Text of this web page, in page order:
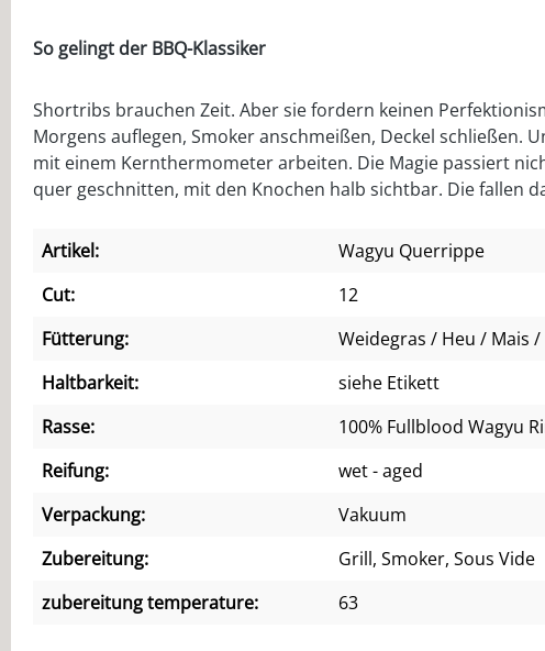
So gelingt der BBQ-Klassiker
Shortribs brauchen Zeit. Aber sie fordern keinen
Morgens auflegen, Smoker anschmeißen, Deckel schließen.
mit einem Kernthermometer arbeiten. Die Magie passiert
quer geschnitten, mit den Knochen halb sichtbar. Die fallen
Artikel:
Wagyu Querrippe
Cut:
12
Fütterung:
Weidegras / Heu / Mais
Haltbarkeit:
siehe Etikett
Rasse:
100% Fullblood Wagyu
Reifung:
wet - aged
Verpackung:
Vakuum
Zubereitung:
Grill, Smoker, Sous Vide
zubereitung temperature:
63